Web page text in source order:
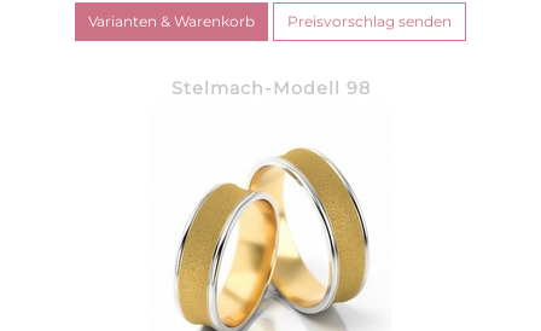
Stelmach-Modell 98